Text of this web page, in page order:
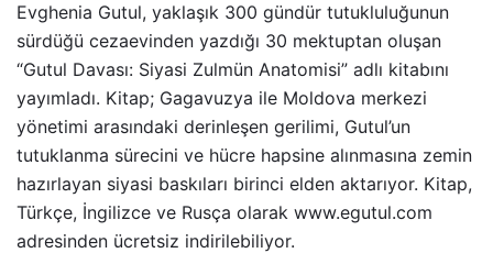
Evghenia Gutul, yaklaşık 300 gündür tutukluluğunun
sürdüğü cezaevinden yazdığı 30 mektuptan oluşan
“Gutul Davası: Siyasi Zulmün Anatomisi” adlı kitabını
yayımladı. Kitap; Gagavuzya ile Moldova merkezi
yönetimi arasındaki derinleşen gerilimi, Gutul’un
tutuklanma sürecini ve hücre hapsine alınmasına zemin
hazırlayan siyasi baskıları birinci elden aktarıyor. Kitap,
Türkçe, İngilizce ve Rusça olarak www.egutul.com
adresinden ücretsiz indirilebiliyor.